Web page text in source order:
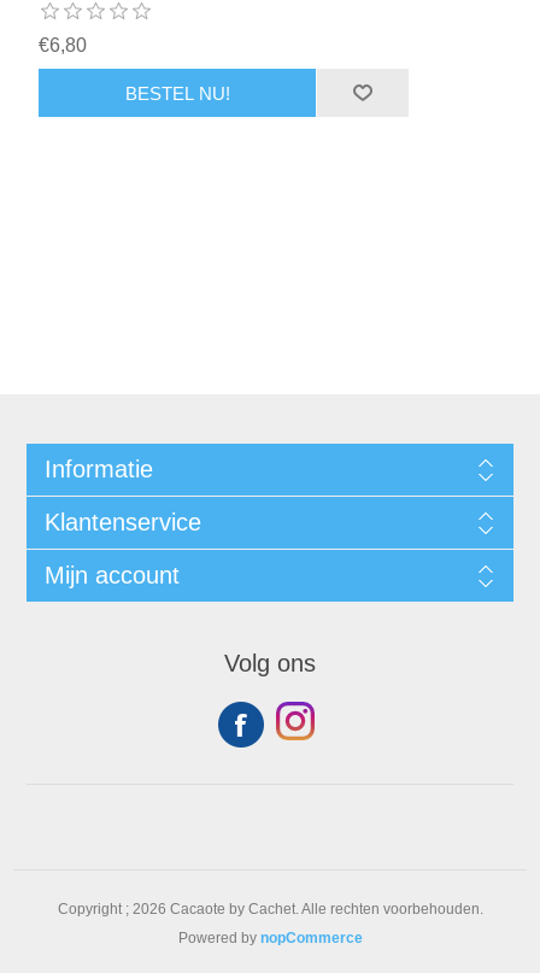
€6,80
Informatie
Klantenservice
Mijn account
Volg ons
Copyright ; 2026 Cacaote by Cachet. Alle rechten voorbehouden.
Powered by nopCommerce